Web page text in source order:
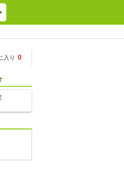
入り 0